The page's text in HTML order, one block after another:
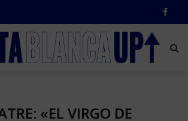
«EL VIRGO DE